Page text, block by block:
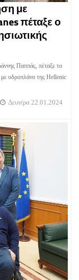
με
πέταξε ο
Παππάς, πέταξε το
υδροπλάνο της Hellenic
Δευτέρα 22.01.2024